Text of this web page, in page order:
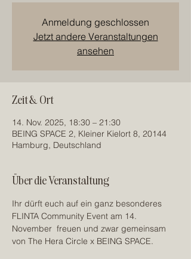
Anmeldung geschlossen
Jetzt andere Veranstaltungen
ansehen
Zeit & Ort
14. Nov. 2025, 18:30 – 21:30
BEING SPACE 2, Kleiner Kielort 8, 20144
Hamburg, Deutschland
Über die Veranstaltung
Ihr dürft euch auf ein ganz besonderes
FLINTA Community Event am 14.
November  freuen und zwar gemeinsam
von The Hera Circle x BEING SPACE.